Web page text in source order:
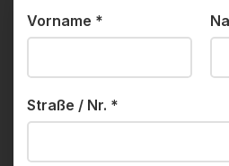
Vorname *
Straße / Nr. *